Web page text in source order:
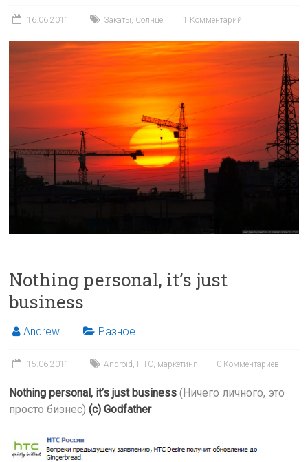
16.06.2011 Закаты Солнце 1 Комментарий
Nothing personal, it’s just
business
Andrew Разное
15.06.2011 Android HTC маркетинг 0 Комментариев
Nothing personal, it’s just business (Ничего личного, это
просто бизнес) (c) Godfather